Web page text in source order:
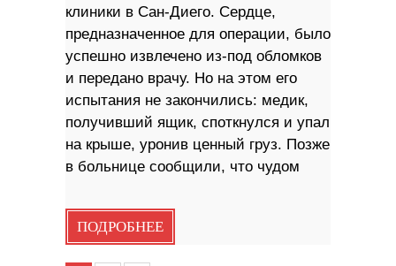
клиники в Сан-Диего. Сердце,
предназначенное для операции, было
успешно извлечено из-под обломков
и передано врачу. Но на этом его
испытания не закончились: медик,
получивший ящик, споткнулся и упал
на крыше, уронив ценный груз. Позже
в больнице сообщили, что чудом
ПОДРОБНЕЕ